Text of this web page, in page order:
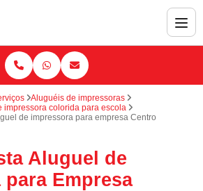
Aluguéis de impressoras
impressora colorida para escola
de impressora para empresa Centro
Aluguel de
Empresa